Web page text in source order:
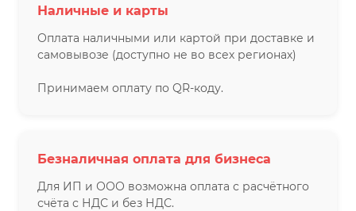
Наличные и карты
Оплата наличными или картой при доставке и
самовывозе (доступно не во всех регионах)
Принимаем оплату по QR-коду.
Безналичная оплата для бизнеса
Для ИП и ООО возможна оплата с расчётного
счёта с НДС и без НДС.